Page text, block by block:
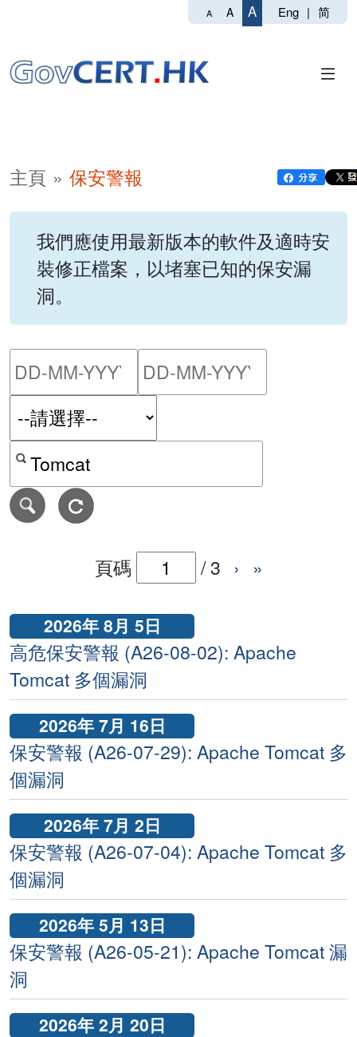
A A A Eng | 简
主頁 保安警報
我們應使用最新版本的軟件及適時安
裝修正檔案，以堵塞已知的保安漏
洞。
請輸入搜尋日期範圍的開
按關鍵字或 CVE ID 搜尋保安警報
頁碼 /3 › »
2026年 8月 5日
高危保安警報 (A26-08-02): Apache
Tomcat 多個漏洞
2026年 7月 16日
保安警報 (A26-07-29): Apache Tomcat 多
個漏洞
2026年 7月 2日
保安警報 (A26-07-04): Apache Tomcat 多
個漏洞
2026年 5月 13日
保安警報 (A26-05-21): Apache Tomcat 漏
洞
2026年 2月 20日